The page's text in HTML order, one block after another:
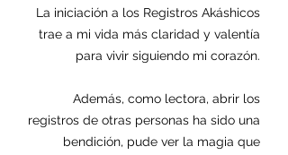
La iniciación a los Registros Akáshicos
trae a mi vida más claridad y valentía
para vivir siguiendo mi corazón.
Además, como lectora, abrir los
registros de otras personas ha sido una
bendición, pude ver la magia que